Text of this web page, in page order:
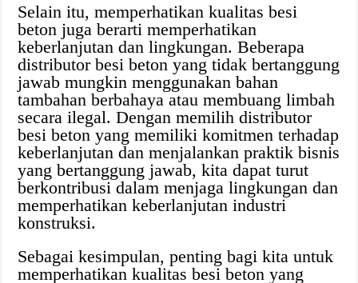
Selain itu, memperhatikan kualitas besi
beton juga berarti memperhatikan
keberlanjutan dan lingkungan. Beberapa
distributor besi beton yang tidak bertanggung
jawab mungkin menggunakan bahan
tambahan berbahaya atau membuang limbah
secara ilegal. Dengan memilih distributor
besi beton yang memiliki komitmen terhadap
keberlanjutan dan menjalankan praktik bisnis
yang bertanggung jawab, kita dapat turut
berkontribusi dalam menjaga lingkungan dan
memperhatikan keberlanjutan industri
konstruksi.
Sebagai kesimpulan, penting bagi kita untuk
memperhatikan kualitas besi beton yang